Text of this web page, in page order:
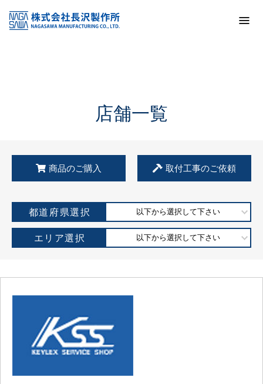
KSS加盟店・取扱店情報
店舗一覧
店舗一覧
商品のご購入 取付工事のご依頼
都道府県選択 以下から選択して下さい
エリア選択 以下から選択して下さい